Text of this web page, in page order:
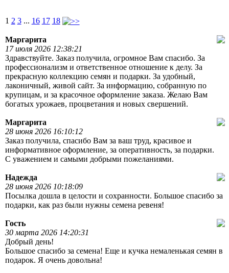
1 2 3 ... 16 17 18
Маргарита
17 июля 2026 12:38:21
Здравствуйте. Заказ получила, огромное Вам спасибо. За
профессионализм и ответственное отношение к делу. За
прекрасную коллекцию семян и подарки. За удобный,
лаконичный, живой сайт. За информацию, собранную по
крупицам, и за красочное оформление заказа. Желаю Вам
богатых урожаев, процветания и новых свершений.
Маргарита
28 июня 2026 16:10:12
Заказ получила, спасибо Вам за ваш труд, красивое и
информативное оформление, за оперативность, за подарки.
С уважением и самыми добрыми пожеланиями.
Надежда
28 июня 2026 10:18:09
Посылка дошла в целости и сохранности. Большое спасибо за
подарки, как раз были нужны семена ревеня!
Гость
30 марта 2026 14:20:31
Добрый день!
Большое спасибо за семена! Еще и кучка немаленькая семян в
подарок. Я очень довольна!